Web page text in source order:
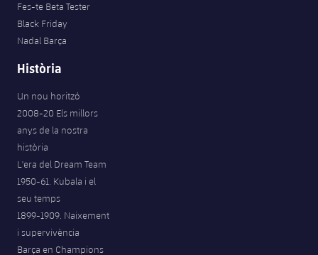
Fes-te Beta Tester
Black Friday
Nadal Barça
Història
Un nou horitzó
2008-20 Els millors
anys de la nostra
història
L'era del Dream Team
1950-61. Kubala i el
seu temps
1899-1909. Naixement
i supervivència
Barça en Champions